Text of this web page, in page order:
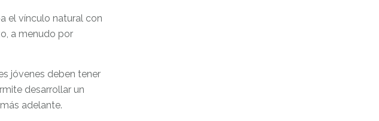
el vínculo natural con
a menudo por
jóvenes deben tener
desarrollar un
adelante.